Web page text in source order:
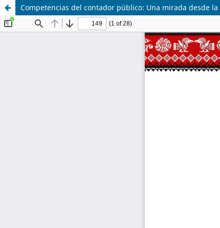
Competencias del contador público: Una mirada desde